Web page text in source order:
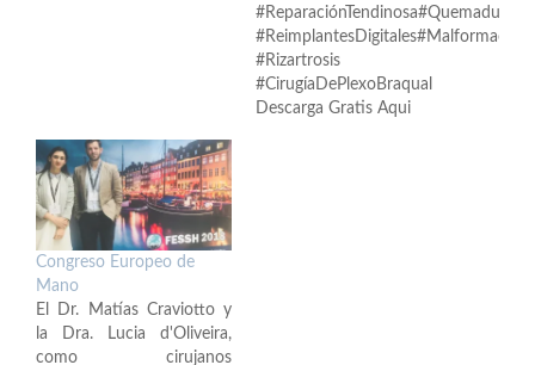
#Rizartrosis
#CirugíaDePlexoBraqual
Descarga Gratis Aqui
Congreso Europeo de
Mano
El Dr. Matías Craviotto y
la Dra. Lucia d'Oliveira,
como cirujanos